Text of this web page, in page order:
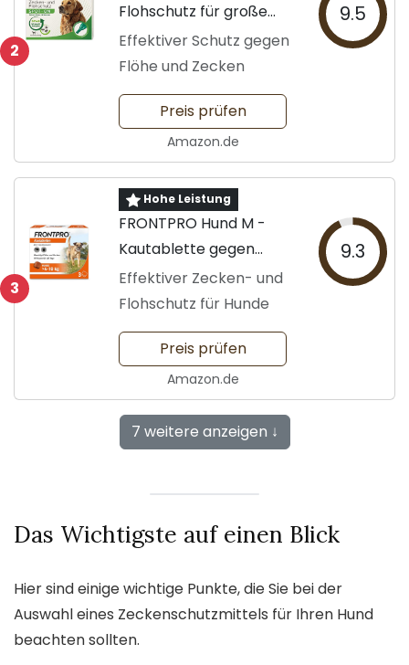
2
Flohschutz für große
Hunde
Effektiver Schutz gegen
Flöhe und Zecken
9.5
Preis prüfen
Amazon.de
3
Hohe Leistung
FRONTPRO Hund M -
Kautablette gegen
Zecken
Effektiver Zecken- und
Flohschutz für Hunde
9.3
Preis prüfen
Amazon.de
7 weitere anzeigen ↓
Das Wichtigste auf einen Blick
Hier sind einige wichtige Punkte, die Sie bei der
Auswahl eines Zeckenschutzmittels für Ihren Hund
beachten sollten.